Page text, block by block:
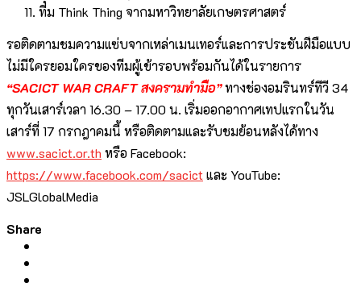
ทีม Think Thing จากมหาวิทยาลัยเกษตรศาสตร์
รอติดตามชมความแซ่บจากเหล่าเมนเทอร์และการประชันฝีมือแบบ
ไม่มีใครยอมใครของทีมผู้เข้ารอบพร้อมกันได้ในรายการ
“SACICT WAR CRAFT สงครามทำมือ”ทางช่องอมรินทร์ทีวี 34
ทุกวันเสาร์เวลา 16.30 – 17.00 น. เริ่มออกอากาศเทปแรกในวัน
เสาร์ที่ 17 กรกฎาคมนี้ หรือติดตามและรับชมย้อนหลังได้ทาง
www.sacict.or.th หรือ Facebook:
https://www.facebook.com/sacictและ YouTube:
JSLGlobalMedia
Share